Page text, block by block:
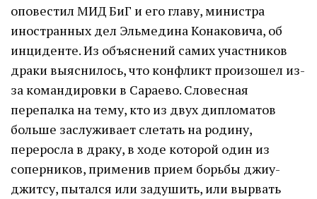
оповестил МИД БиГ и его главу, министра
иностранных дел Эльмедина Конаковича, об
инциденте. Из объяснений самих участников
драки выяснилось, что конфликт произошел из-
за командировки в Сараево. Словесная
перепалка на тему, кто из двух дипломатов
больше заслуживает слетать на родину,
переросла в драку, в ходе которой один из
соперников, применив прием борьбы джиу-
джитсу, пытался или задушить, или вырвать